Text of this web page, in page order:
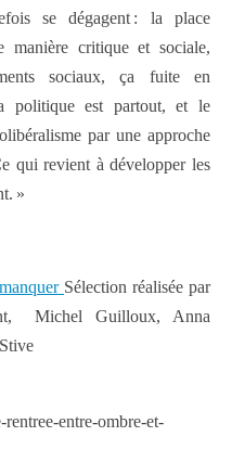
se dégagent : la place
manière critique et sociale,
sociaux, ça fuite en
politique est partout, et le
par une approche
qui revient à développer les
»
Sélection réalisée par
Michel Guilloux, Anna
entre-ombre-et-